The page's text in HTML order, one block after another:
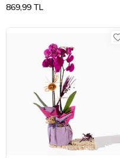
869,99 TL